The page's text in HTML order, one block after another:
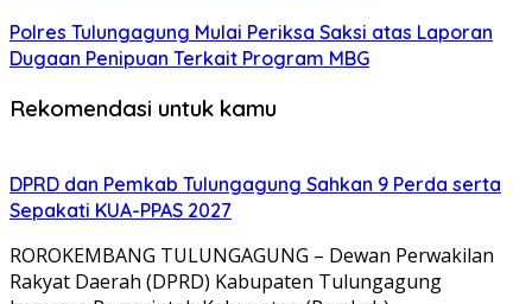
Polres Tulungagung Mulai Periksa Saksi atas Laporan
Dugaan Penipuan Terkait Program MBG
Rekomendasi untuk kamu
DPRD dan Pemkab Tulungagung Sahkan 9 Perda serta
Sepakati KUA-PPAS 2027
ROROKEMBANG TULUNGAGUNG – Dewan Perwakilan
Rakyat Daerah (DPRD) Kabupaten Tulungagung